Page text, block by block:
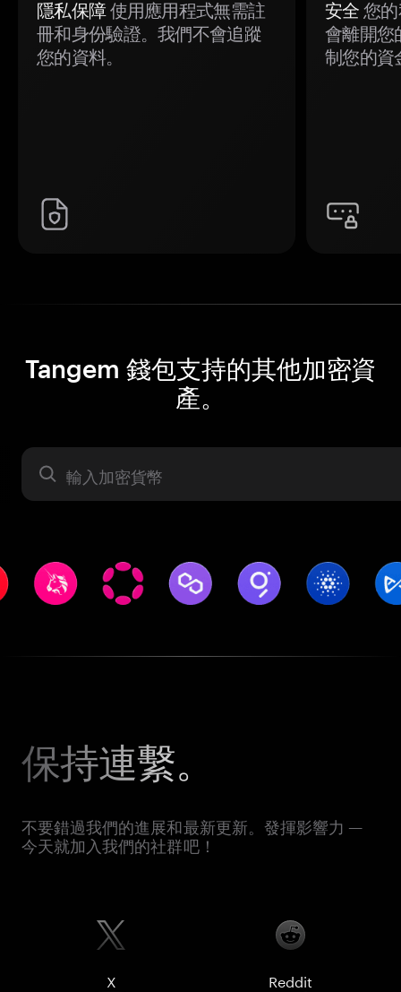
隱私保障使用應用程式無需註
冊和身份驗證。我們不會追蹤
您的資料。
安全 您
會離開您
制您的資
Tangem 錢包支持的其他加密資
產。
資產
保持連繫。
不要錯過我們的進展和最新更新。發揮影響力 —
今天就加入我們的社群吧！
X Reddit